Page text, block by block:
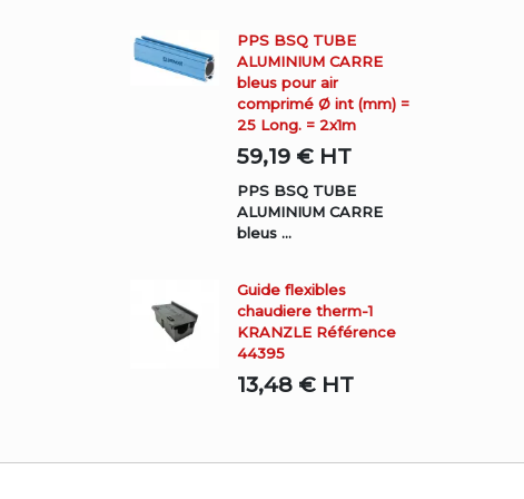
PPS BSQ TUBE
ALUMINIUM CARRE
bleus pour air
comprimé Ø int (mm) =
25 Long. = 2x1m
59,19 € HT
PPS BSQ TUBE
ALUMINIUM CARRE
bleus ...
Guide flexibles
chaudiere therm-1
KRANZLE Référence
44395
13,48 € HT